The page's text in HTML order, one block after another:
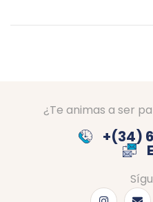
¿Te animas a ser
+(34)